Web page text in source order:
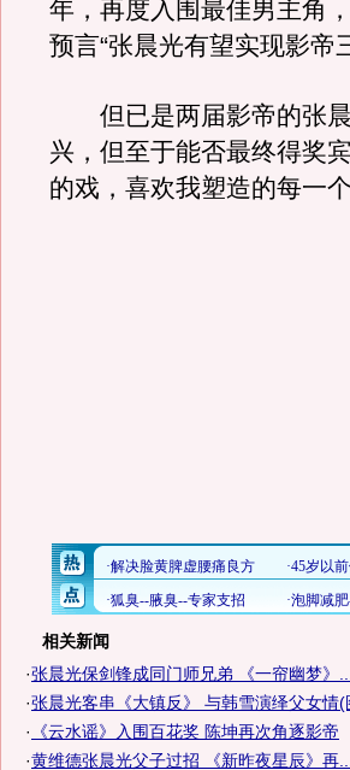
年，再度入围最佳男主角
预言“张晨光有望实现影帝
但已是两届影帝的张晨
兴，但至于能否最终得奖
的戏，喜欢我塑造的每一
相关新闻
·张晨光保剑锋成同门师兄弟 《一帘幽梦》...
·张晨光客串《大镇反》 与韩雪演绎父女情(
· 《云水谣》入围百花奖 陈坤再次角逐影帝
·黄维德张晨光父子过招 《新昨夜星辰》再...